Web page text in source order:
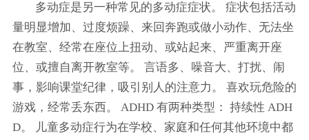
多动症是另一种常见的多动症症状。 症状包括活动
量明显增加、过度烦躁、来回奔跑或做小动作、无法坐
在教室、经常在座位上扭动、或站起来、严重离开座
位、或擅自离开教室等。 言语多、噪音大、打扰、闹
事，影响课堂纪律，吸引别人的注意力。 喜欢玩危险的
游戏，经常丢东西。 ADHD 有两种类型： 持续性 ADH
D。 儿童多动症行为在学校、家庭和任何其他环境中都